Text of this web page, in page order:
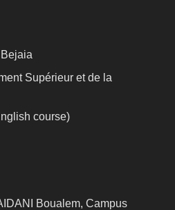
Supérieur et de la
course)
Boualem, Campus